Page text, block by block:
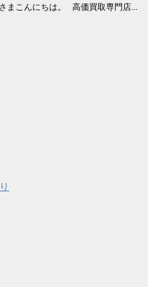
まこんにちは。 高価買取専門店...